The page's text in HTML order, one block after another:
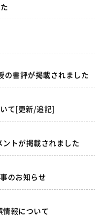
の書評が掲載されました
て[更新/追記]
トが掲載されました
のお知らせ
情報について